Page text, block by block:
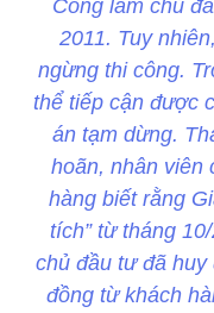
Công làm chủ
2011. Tuy
ngừng thi công.
thể tiếp cận được
án tạm dừng.
hoãn, nhân viên
hàng biết rằng
tích” từ tháng
chủ đầu tư đã
đồng từ khách